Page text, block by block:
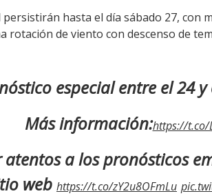
persistirán hasta el día sábado 27,
rotación de viento con descenso de
especial entre el 24
Más información:https://t.co/
atentos a los pronósticos
web https://t.co/zY2u8OFmLu